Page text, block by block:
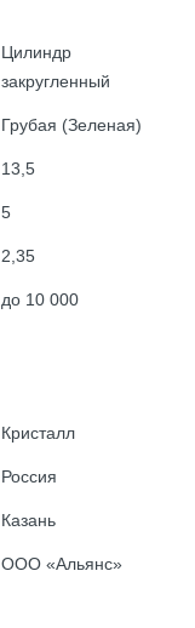
Цилиндр
закругленный
Грубая (Зеленая)
13,5
5
2,35
до 10 000
Кристалл
Россия
Казань
ООО «Альянс»